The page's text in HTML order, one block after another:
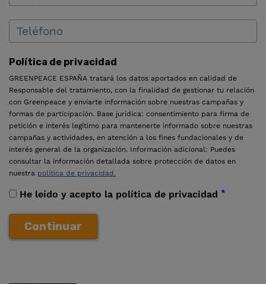
Política de privacidad
GREENPEACE ESPAÑA tratará los datos aportados en calidad de
Responsable del tratamiento, con la finalidad de gestionar tu relación
con Greenpeace y enviarte información sobre nuestras campañas y
formas de participación. Base jurídica: consentimiento para firma de
petición e interés legítimo para mantenerte informado sobre nuestras
campañas y actividades, en atención a los fines fundacionales y de
interés general de la organización. Información adicional: Puedes
consultar la información detallada sobre protección de datos en
nuestra política de privacidad.
He leído y acepto la política de privacidad *
Continuar